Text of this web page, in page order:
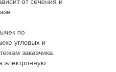
от сечения и
по
угловых и
заказчика.
электронную